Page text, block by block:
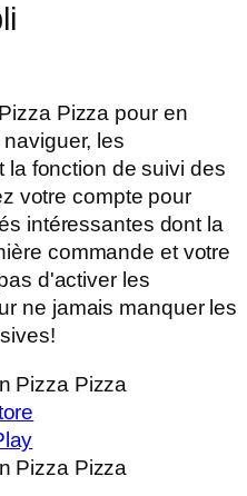
Pizza pour en
les
la fonction de suivi des
votre compte pour
intéressantes dont la
commande et votre
d'activer les
ne jamais manquer les